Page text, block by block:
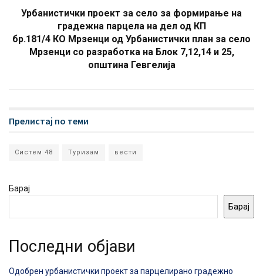
Урбанистички проект за село за формирање на
градежна парцела на дел од КП
бр.181/4 КО Мрзенци од Урбанистички план за село
Мрзенци со разработка на Блок 7,12,14 и 25,
општина Гевгелија
Прелистај по теми
Систем 48 Туризам вести
Барај
Барај
Последни објави
Одобрен урбанистички проект за парцелирано градежно